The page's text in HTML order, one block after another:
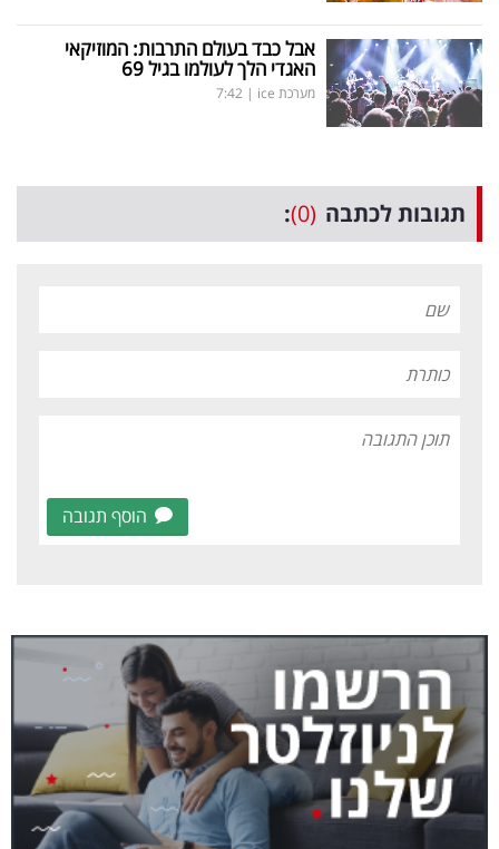
אבל כבד בעולם התרבות: המוזיקאי
האגדי הלך לעולמו בגיל 69
מערכת ice |
7:42
תגובות לכתבה (0)
:
הוסף תגובה